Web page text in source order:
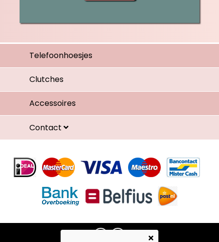
Telefoonhoesjes
Clutches
Accessoires
Contact